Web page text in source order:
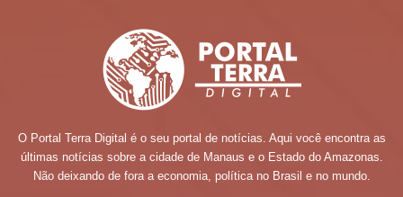
O Portal Terra Digital é o seu portal de notícias. Aqui você encontra as
últimas notícias sobre a cidade de Manaus e o Estado do Amazonas.
Não deixando de fora a economia, política no Brasil e no mundo.